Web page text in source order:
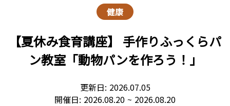
健康
【夏休み食育講座】 手作りふっくらパ
ン教室「動物パンを作ろう！」
更新日: 2026.07.05
開催日: 2026.08.20 ~ 2026.08.20